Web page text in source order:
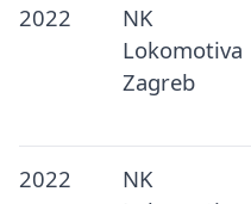
2022
NK
Lokomotiva
Zagreb
2022
NK